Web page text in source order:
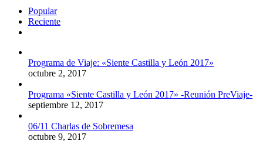
Popular
Reciente
Programa de Viaje: «Siente Castilla y León 2017»
octubre 2, 2017
Programa «Siente Castilla y León 2017» -Reunión PreViaje-
septiembre 12, 2017
06/11 Charlas de Sobremesa
octubre 9, 2017